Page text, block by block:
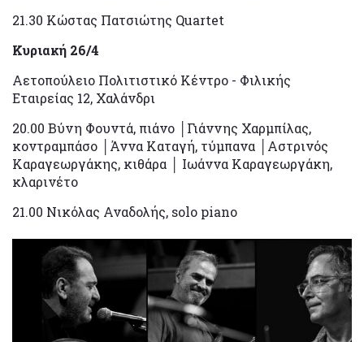
21.30 Κώστας Πατσιώτης Quartet
Κυριακή 26/4
Αετοπούλειο Πολιτιστικό Κέντρο - Φιλικής
Εταιρείας 12, Χαλάνδρι
20.00 Βύνη Φουντά, πιάνο │Γιάννης Χαρμπίλας,
κοντραμπάσο │Άννα Καταγή, τύμπανα │Αστρινός
Καραγεωργάκης, κιθάρα │ Ιωάννα Καραγεωργάκη,
κλαρινέτο
21.00 Νικόλας Αναδολής, solo piano